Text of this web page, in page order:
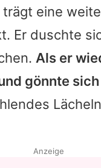
trägt eine
Er duschte
Als er
gönnte
Anzeige